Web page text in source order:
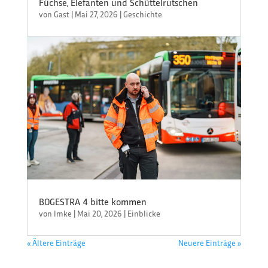
von Gast| Mai 27, 2026 |Geschichte
BOGESTRA 4 bitte kommen
von Imke | Mai 20, 2026 | Einblicke
« Ältere Einträge Neuere Einträge »